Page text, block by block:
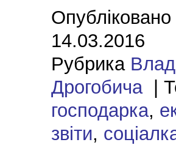
14.03.2016
Рубрика
Дрогобича|
господарка,
звіти,